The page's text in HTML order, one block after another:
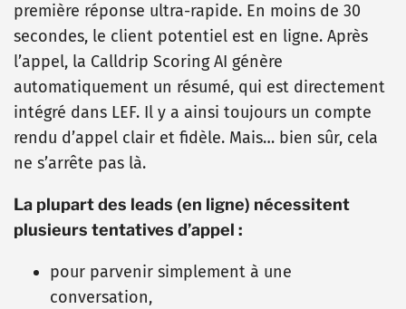
première réponse ultra-rapide. En moins de 30
secondes, le client potentiel est en ligne. Après
l’appel, la Calldrip Scoring AI génère
automatiquement un résumé, qui est directement
intégré dans LEF. Il y a ainsi toujours un compte
rendu d’appel clair et fidèle. Mais… bien sûr, cela
ne s’arrête pas là.
La plupart des leads (en ligne) nécessitent
plusieurs tentatives d’appel :
pour parvenir simplement à une
conversation,